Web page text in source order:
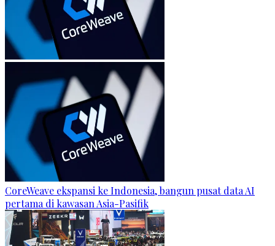
CoreWeave ekspansi ke Indonesia, bangun pusat data AI
pertama di kawasan Asia-Pasifik